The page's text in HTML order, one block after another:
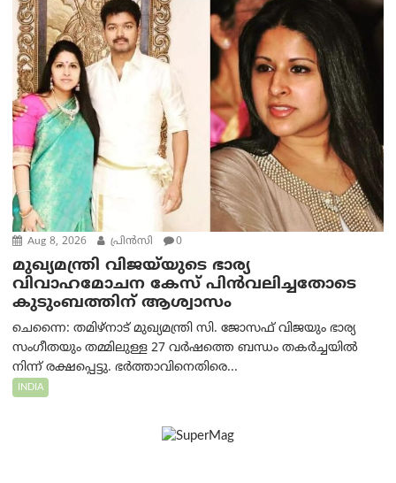
Aug 8, 2026 പ്രിന്‍സി 0
മുഖ്യമന്ത്രി വിജയ്‌യുടെ ഭാര്യ
വിവാഹമോചന കേസ് പിൻവലിച്ചതോടെ
കുടുംബത്തിന് ആശ്വാസം
ചെന്നൈ: തമിഴ്‌നാട് മുഖ്യമന്ത്രി സി. ജോസഫ് വിജയും ഭാര്യ
സംഗീതയും തമ്മിലുള്ള 27 വർഷത്തെ ബന്ധം തകർച്ചയിൽ
നിന്ന് രക്ഷപ്പെട്ടു. ഭർത്താവിനെതിരെ...
INDIA